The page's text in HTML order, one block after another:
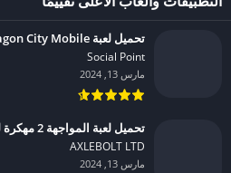
تحميل لعبة Dragon City Mobile مهكرة للاندرويد 2024
Social Point‏
مارس 13, 2024
تحميل لعبة المواجهة 2 مهكرة للاندرويد 2024
AXLEBOLT LTD‏
مارس 13, 2024